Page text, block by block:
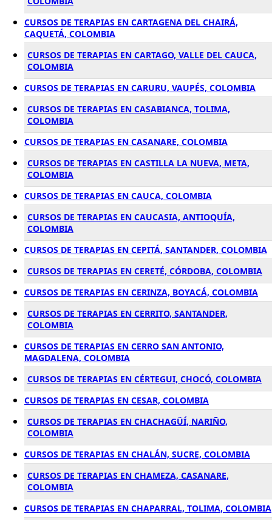
CURSOS DE TERAPIAS EN CARTAGENA DEL CHAIRÁ,
CAQUETÁ, COLOMBIA
CURSOS DE TERAPIAS EN CARTAGO, VALLE DEL CAUCA,
COLOMBIA
CURSOS DE TERAPIAS EN CARURU, VAUPÉS, COLOMBIA
CURSOS DE TERAPIAS EN CASABIANCA, TOLIMA,
COLOMBIA
CURSOS DE TERAPIAS EN CASANARE, COLOMBIA
CURSOS DE TERAPIAS EN CASTILLA LA NUEVA, META,
COLOMBIA
CURSOS DE TERAPIAS EN CAUCA, COLOMBIA
CURSOS DE TERAPIAS EN CAUCASIA, ANTIOQUÍA,
COLOMBIA
CURSOS DE TERAPIAS EN CEPITÁ, SANTANDER, COLOMBIA
CURSOS DE TERAPIAS EN CERETÉ, CÓRDOBA, COLOMBIA
CURSOS DE TERAPIAS EN CERINZA, BOYACÁ, COLOMBIA
CURSOS DE TERAPIAS EN CERRITO, SANTANDER,
COLOMBIA
CURSOS DE TERAPIAS EN CERRO SAN ANTONIO,
MAGDALENA, COLOMBIA
CURSOS DE TERAPIAS EN CÉRTEGUI, CHOCÓ, COLOMBIA
CURSOS DE TERAPIAS EN CESAR, COLOMBIA
CURSOS DE TERAPIAS EN CHACHAGÜÍ, NARIÑO,
COLOMBIA
CURSOS DE TERAPIAS EN CHALÁN, SUCRE, COLOMBIA
CURSOS DE TERAPIAS EN CHAMEZA, CASANARE,
COLOMBIA
CURSOS DE TERAPIAS EN CHAPARRAL, TOLIMA, COLOMBIA